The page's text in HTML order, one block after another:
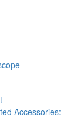
Accessories: